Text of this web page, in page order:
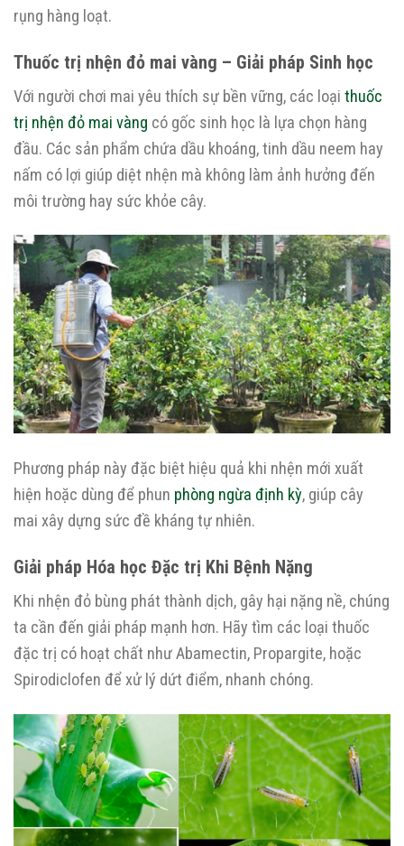
rụng hàng loạt.
Thuốc trị nhện đỏ mai vàng – Giải pháp Sinh học
Với người chơi mai yêu thích sự bền vững, các loại thuốc
trị nhện đỏ mai vàng có gốc sinh học là lựa chọn hàng
đầu. Các sản phẩm chứa dầu khoáng, tinh dầu neem hay
nấm có lợi giúp diệt nhện mà không làm ảnh hưởng đến
môi trường hay sức khỏe cây.
Phương pháp này đặc biệt hiệu quả khi nhện mới xuất
hiện hoặc dùng để phun phòng ngừa định kỳ, giúp cây
mai xây dựng sức đề kháng tự nhiên.
Giải pháp Hóa học Đặc trị Khi Bệnh Nặng
Khi nhện đỏ bùng phát thành dịch, gây hại nặng nề, chúng
ta cần đến giải pháp mạnh hơn. Hãy tìm các loại thuốc
đặc trị có hoạt chất như Abamectin, Propargite, hoặc
Spirodiclofen để xử lý dứt điểm, nhanh chóng.